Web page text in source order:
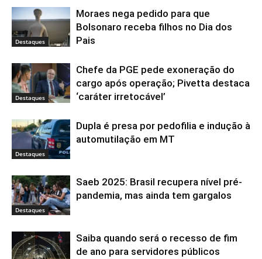
Destaques
Moraes nega pedido para que
Bolsonaro receba filhos no Dia dos
Pais
Destaques
Chefe da PGE pede exoneração do
cargo após operação; Pivetta destaca
‘caráter irretocável’
Destaques
Dupla é presa por pedofilia e indução à
automutilação em MT
Destaques
Saeb 2025: Brasil recupera nível pré-
pandemia, mas ainda tem gargalos
Saiba quando será o recesso de fim
de ano para servidores públicos